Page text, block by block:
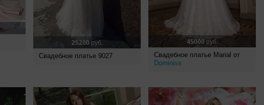
25200 руб.
Свадебное платье 9027
45000 руб.
Свадебное платье Marial от
Dominiss